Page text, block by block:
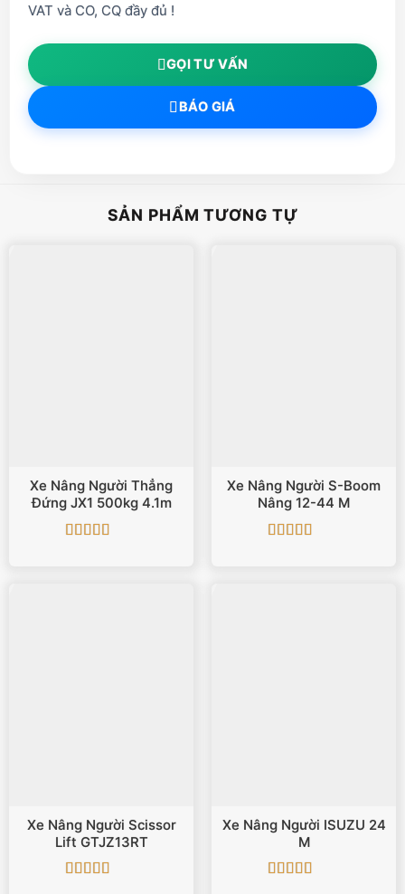
VAT và CO, CQ đầy đủ !
GỌI TƯ VẤN
BÁO GIÁ
SẢN PHẨM TƯƠNG TỰ
Xe Nâng Người Thẳng
Đứng JX1 500kg 4.1m
Xe Nâng Người S-Boom
Nâng 12-44 M
Xe Nâng Người Scissor
Lift GTJZ13RT
Xe Nâng Người ISUZU 24
M